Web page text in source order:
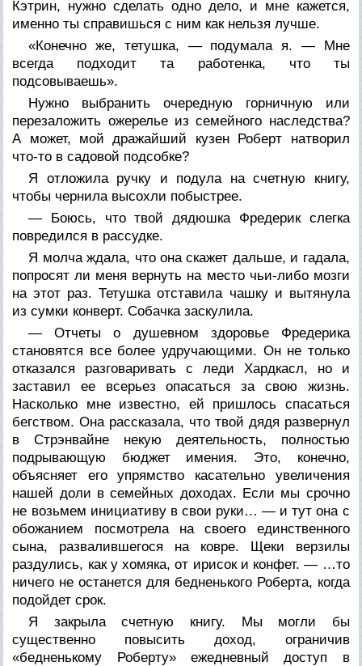
Кэтрин, нужно сделать одно дело, и мне кажется,
именно ты справишься с ним как нельзя лучше.
«Конечно же, тетушка, — подумала я. — Мне
всегда подходит та работенка, что ты
подсовываешь».
Нужно выбранить очередную горничную или
перезаложить ожерелье из семейного наследства?
А может, мой дражайший кузен Роберт натворил
что-то в садовой подсобке?
Я отложила ручку и подула на счетную книгу,
чтобы чернила высохли побыстрее.
— Боюсь, что твой дядюшка Фредерик слегка
повредился в рассудке.
Я молча ждала, что она скажет дальше, и гадала,
попросят ли меня вернуть на место чьи-либо мозги
на этот раз. Тетушка отставила чашку и вытянула
из сумки конверт. Собачка заскулила.
— Отчеты о душевном здоровье Фредерика
становятся все более удручающими. Он не только
отказался разговаривать с леди Хардкасл, но и
заставил ее всерьез опасаться за свою жизнь.
Насколько мне известно, ей пришлось спасаться
бегством. Она рассказала, что твой дядя развернул
в Стрэнвайне некую деятельность, полностью
подрывающую бюджет имения. Это, конечно,
объясняет его упрямство касательно увеличения
нашей доли в семейных доходах. Если мы срочно
не возьмем инициативу в свои руки… — и тут она с
обожанием посмотрела на своего единственного
сына, развалившегося на ковре. Щеки верзилы
раздулись, как у хомяка, от ирисок и конфет. — …то
ничего не останется для бедненького Роберта, когда
подойдет срок.
Я закрыла счетную книгу. Мы могли бы
существенно повысить доход, ограничив
«бедненькому Роберту» ежедневный доступ в